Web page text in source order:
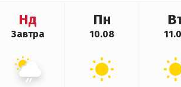
Нд
Завтра
Пн
10.08